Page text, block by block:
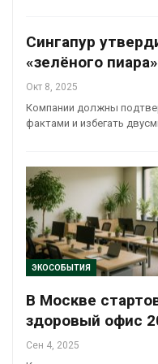
Сингапур
«зелёного пиара»
Окт 8, 2025
Компании должны
фактами и избегать
ЭКОСОБЫТИЯ
В Москве
здоровый офис
Сен 4, 2025